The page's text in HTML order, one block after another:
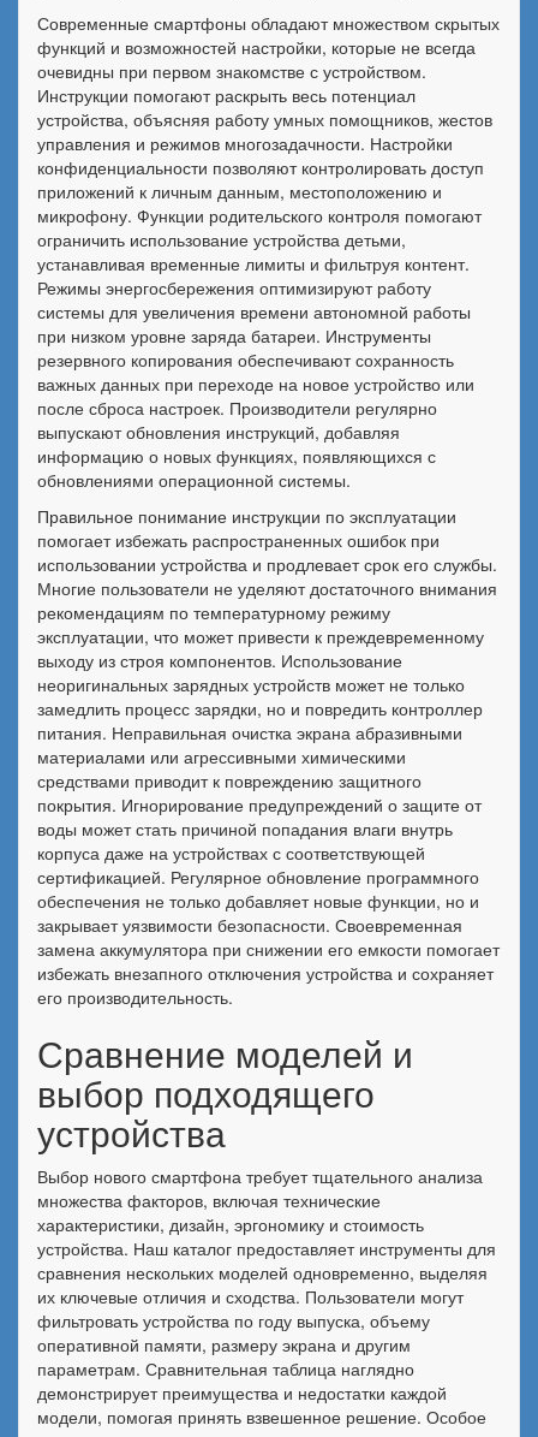
Современные смартфоны обладают множеством скрытых
функций и возможностей настройки, которые не всегда
очевидны при первом знакомстве с устройством.
Инструкции помогают раскрыть весь потенциал
устройства, объясняя работу умных помощников, жестов
управления и режимов многозадачности. Настройки
конфиденциальности позволяют контролировать доступ
приложений к личным данным, местоположению и
микрофону. Функции родительского контроля помогают
ограничить использование устройства детьми,
устанавливая временные лимиты и фильтруя контент.
Режимы энергосбережения оптимизируют работу
системы для увеличения времени автономной работы
при низком уровне заряда батареи. Инструменты
резервного копирования обеспечивают сохранность
важных данных при переходе на новое устройство или
после сброса настроек. Производители регулярно
выпускают обновления инструкций, добавляя
информацию о новых функциях, появляющихся с
обновлениями операционной системы.
Правильное понимание инструкции по эксплуатации
помогает избежать распространенных ошибок при
использовании устройства и продлевает срок его службы.
Многие пользователи не уделяют достаточного внимания
рекомендациям по температурному режиму
эксплуатации, что может привести к преждевременному
выходу из строя компонентов. Использование
неоригинальных зарядных устройств может не только
замедлить процесс зарядки, но и повредить контроллер
питания. Неправильная очистка экрана абразивными
материалами или агрессивными химическими
средствами приводит к повреждению защитного
покрытия. Игнорирование предупреждений о защите от
воды может стать причиной попадания влаги внутрь
корпуса даже на устройствах с соответствующей
сертификацией. Регулярное обновление программного
обеспечения не только добавляет новые функции, но и
закрывает уязвимости безопасности. Своевременная
замена аккумулятора при снижении его емкости помогает
избежать внезапного отключения устройства и сохраняет
его производительность.
Сравнение моделей и
выбор подходящего
устройства
Выбор нового смартфона требует тщательного анализа
множества факторов, включая технические
характеристики, дизайн, эргономику и стоимость
устройства. Наш каталог предоставляет инструменты для
сравнения нескольких моделей одновременно, выделяя
их ключевые отличия и сходства. Пользователи могут
фильтровать устройства по году выпуска, объему
оперативной памяти, размеру экрана и другим
параметрам. Сравнительная таблица наглядно
демонстрирует преимущества и недостатки каждой
модели, помогая принять взвешенное решение. Особое